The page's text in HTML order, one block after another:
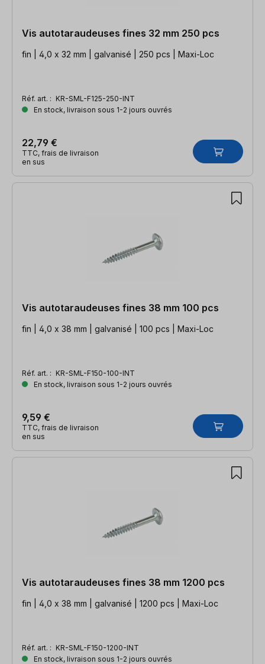
Vis autotaraudeuses fines 32 mm 250 pcs
fin | 4,0 x 32 mm | galvanisé | 250 pcs | Maxi-Loc
Réf. art. : KR-SML-F125-250-INT
En stock, livraison sous 1-2 jours ouvrés
22,79 €
TTC, frais de livraison
en sus
Vis autotaraudeuses fines 38 mm 100 pcs
fin | 4,0 x 38 mm | galvanisé | 100 pcs | Maxi-Loc
Réf. art. : KR-SML-F150-100-INT
En stock, livraison sous 1-2 jours ouvrés
9,59 €
TTC, frais de livraison
en sus
Vis autotaraudeuses fines 38 mm 1200 pcs
fin | 4,0 x 38 mm | galvanisé | 1200 pcs | Maxi-Loc
Réf. art. : KR-SML-F150-1200-INT
En stock, livraison sous 1-2 jours ouvrés